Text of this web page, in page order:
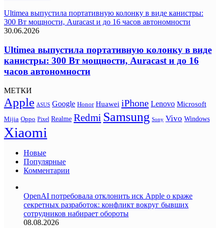
Ultimea выпустила портативную колонку в виде канистры:
300 Вт мощности, Auracast и до 16 часов автономности
30.06.2026
Ultimea выпустила портативную колонку в виде
канистры: 300 Вт мощности, Auracast и до 16
часов автономности
МЕТКИ
Apple ASUS Google Honor Huawei iPhone Lenovo Microsoft
Mijia Oppo Pixel Realme Redmi Samsung Sony Vivo Windows
Xiaomi
Новые
Популярные
Комментарии
OpenAI потребовала отклонить иск Apple о краже
секретных разработок: конфликт вокруг бывших
сотрудников набирает обороты
08.08.2026